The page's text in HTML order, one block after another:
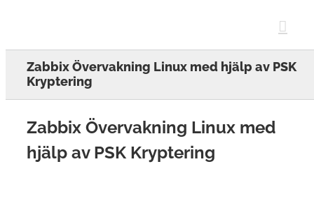
Zabbix Övervakning Linux med hjälp av PSK
Kryptering
Zabbix Övervakning Linux med
hjälp av PSK Kryptering